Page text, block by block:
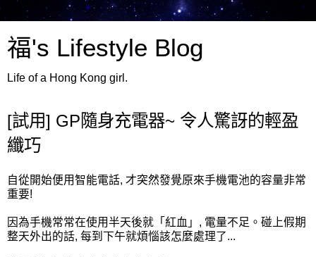
福's Lifestyle Blog
Life of a Hong Kong girl.
[試用] GP隨身充電器~ 令人驚訝的輕盈
纖巧
自從開始便用智能電話, 才突然發覺原來手機電池的容量非常
重要!
因為手機常常在使用半天後就「紅血」, 電量不足。碰上假期
整天外出的話, 每到下午就煩惱該怎麼處理了...